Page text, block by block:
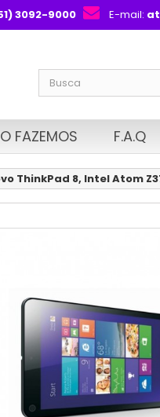
3092-9000 E-mail:
FAZEMOS F.A.Q
ThinkPad 8, Intel Atom